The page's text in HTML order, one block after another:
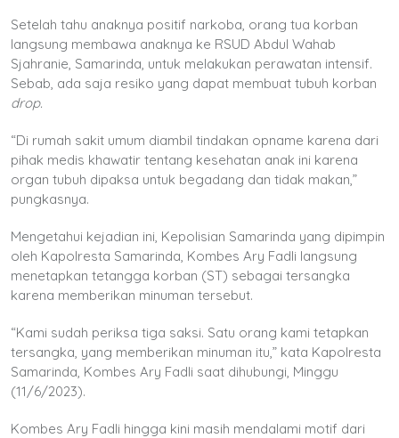
Setelah tahu anaknya positif narkoba, orang tua korban
langsung membawa anaknya ke RSUD Abdul Wahab
Sjahranie, Samarinda, untuk melakukan perawatan intensif.
Sebab, ada saja resiko yang dapat membuat tubuh korban
drop.
“Di rumah sakit umum diambil tindakan opname karena dari
pihak medis khawatir tentang kesehatan anak ini karena
organ tubuh dipaksa untuk begadang dan tidak makan,”
pungkasnya.
Mengetahui kejadian ini, Kepolisian Samarinda yang dipimpin
oleh Kapolresta Samarinda, Kombes Ary Fadli langsung
menetapkan tetangga korban (ST) sebagai tersangka
karena memberikan minuman tersebut.
“Kami sudah periksa tiga saksi. Satu orang kami tetapkan
tersangka, yang memberikan minuman itu,” kata Kapolresta
Samarinda, Kombes Ary Fadli saat dihubungi, Minggu
(11/6/2023).
Kombes Ary Fadli hingga kini masih mendalami motif dari